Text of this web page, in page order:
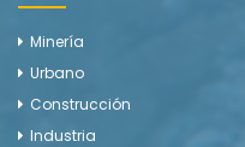
Minería
Urbano
Construcción
Industria